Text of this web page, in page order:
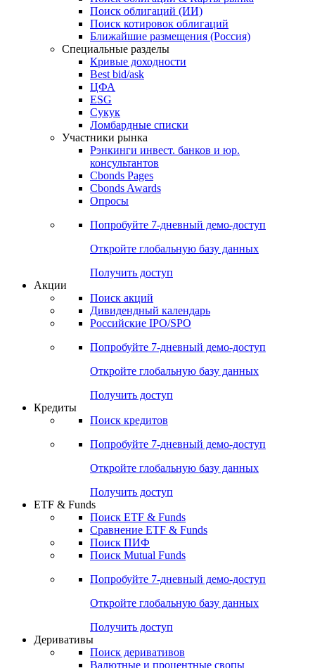
Облигации
Поиски
Поиск облигаций & Карты рынка
Поиск облигаций (ИИ)
Поиск котировок облигаций
Ближайшие размещения (Россия)
Специальные разделы
Кривые доходности
Best bid/ask
ЦФА
ESG
Сукук
Ломбардные списки
Участники рынка
Рэнкинги инвест. банков и юр.
Cbonds Pages
Опросы
Попробуйте7-дневный
Откройте глобальную базу данных
Получить доступ
Поиск акций
Российские IPO/SPO
Попробуйте7-дневный
Откройте глобальную базу данных
Получить доступ
Поиск кредитов
Попробуйте7-дневный
Откройте глобальную базу данных
Получить доступ
ETF & Funds
Сравнение ETF & Funds
Поиск Mutual Funds
Попробуйте7-дневный
Откройте глобальную базу данных